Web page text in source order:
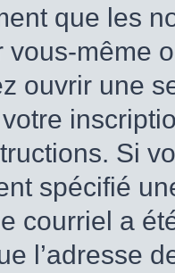
que les
vous-même
ouvrir une
Si
spécifié
courriel a
l’adresse